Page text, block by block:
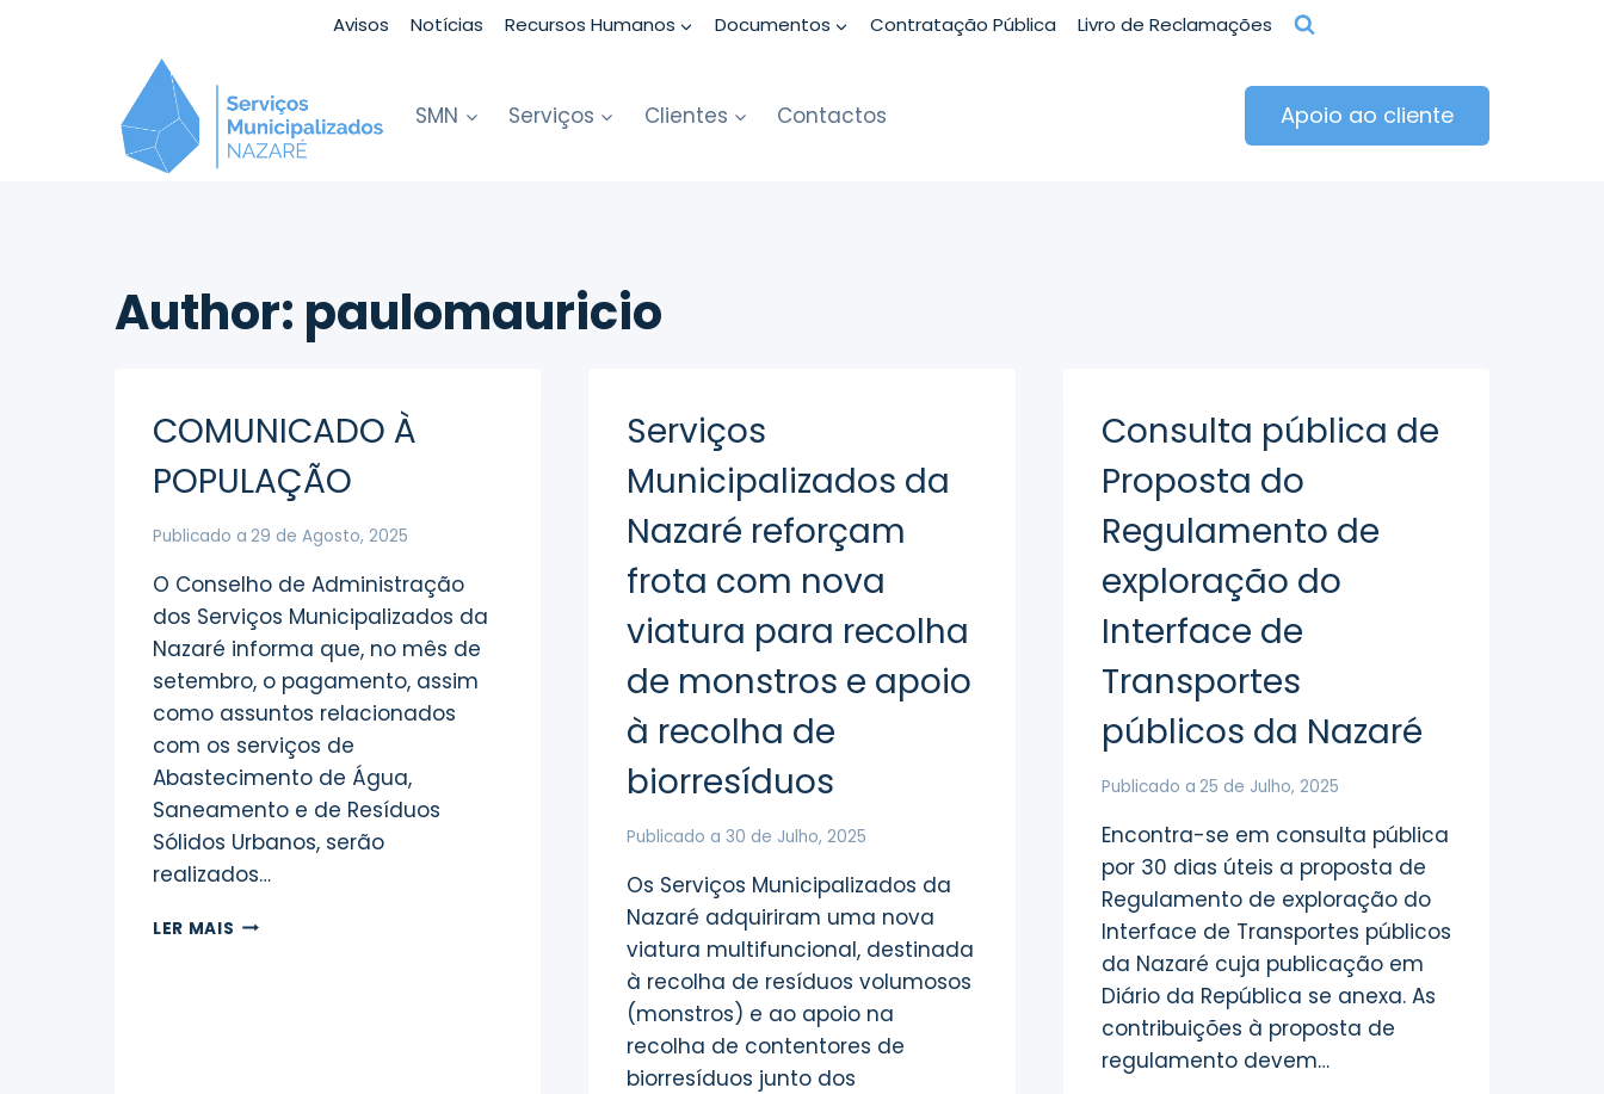
Avisos Notícias Recursos Humanos Documentos Contratação Pública Livro de Reclamações
SMN Serviços Clientes Contactos Apoio ao cliente
Author: paulomauricio
COMUNICADO À
POPULAÇÃO
Publicado a 29 de Agosto, 2025
O Conselho de Administração
dos Serviços Municipalizados da
Nazaré informa que, no mês de
setembro, o pagamento, assim
como assuntos relacionados
com os serviços de
Abastecimento de Água,
Saneamento e de Resíduos
Sólidos Urbanos, serão
realizados…
LER MAIS COMUNICADO
Serviços
Municipalizados da
Nazaré reforçam
frota com nova
viatura para recolha
de monstros e apoio
à recolha de
biorresíduos
Publicado a 30 de Julho, 2025
Os Serviços Municipalizados da
Nazaré adquiriram uma nova
viatura multifuncional, destinada
à recolha de resíduos volumosos
(monstros) e ao apoio na
recolha de contentores de
biorresíduos junto dos
Consulta pública de
Proposta do
Regulamento de
exploração do
Interface de
Transportes
públicos da Nazaré
Publicado a 25 de Julho, 2025
Encontra-se em consulta pública
por 30 dias úteis a proposta de
Regulamento de exploração do
Interface de Transportes públicos
da Nazaré cuja publicação em
Diário da República se anexa. As
contribuições à proposta de
regulamento devem…